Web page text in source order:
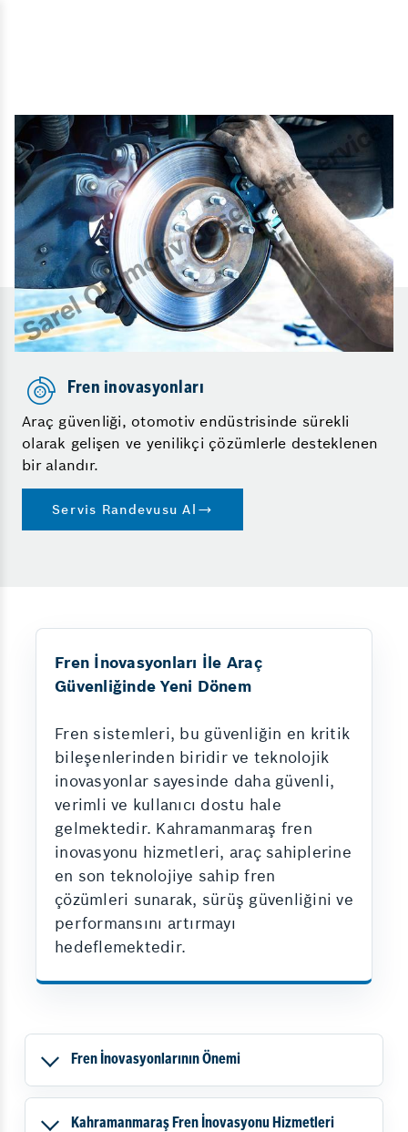
Fren inovasyonları
Araç güvenliği, otomotiv endüstrisinde sürekli
olarak gelişen ve yenilikçi çözümlerle desteklenen
bir alandır.
Servis Randevusu Al
Fren İnovasyonları İle Araç
Güvenliğinde Yeni Dönem
Fren sistemleri, bu güvenliğin en kritik
bileşenlerinden biridir ve teknolojik
inovasyonlar sayesinde daha güvenli,
verimli ve kullanıcı dostu hale
gelmektedir. Kahramanmaraş fren
inovasyonu hizmetleri, araç sahiplerine
en son teknolojiye sahip fren
çözümleri sunarak, sürüş güvenliğini ve
performansını artırmayı
hedeflemektedir.
Fren İnovasyonlarının Önemi
Kahramanmaraş Fren İnovasyonu Hizmetleri